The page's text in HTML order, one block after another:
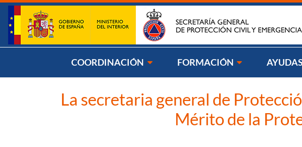
Saltar al contenido
COORDINACIÓN FORMACIÓN
La secretaria general de
Mérito de la